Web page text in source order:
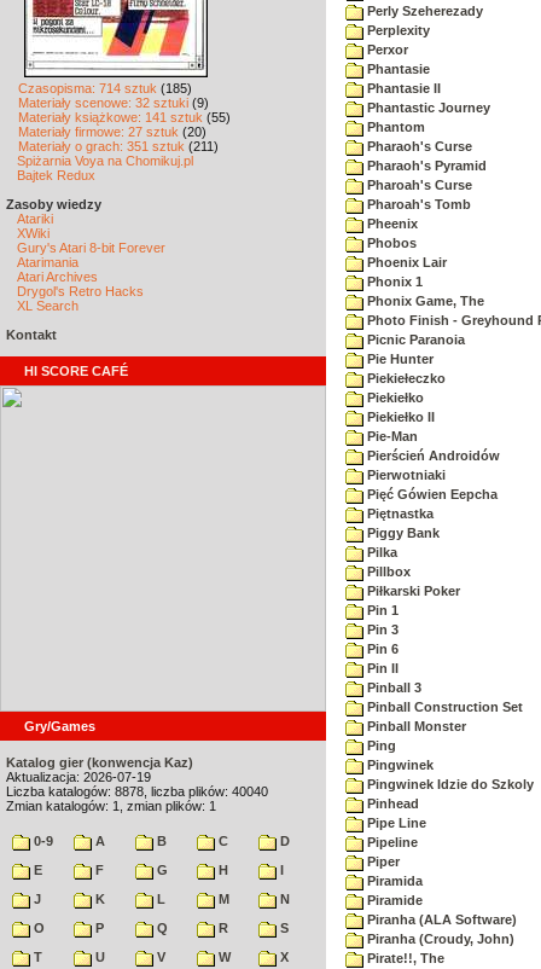
Czasopisma: 714 sztuk (185)
Materiały scenowe: 32 sztuki (9)
Materiały książkowe: 141 sztuk (55)
Materiały firmowe: 27 sztuk (20)
Materiały o grach: 351 sztuk (211)
Spiżarnia Voya na Chomikuj.pl
Bajtek Redux
Zasoby wiedzy
Atariki
XWiki
Gury's Atari 8-bit Forever
Atarimania
Atari Archives
Drygol's Retro Hacks
XL Search
Kontakt
HI SCORE CAFÉ
Gry/Games
Katalog gier (konwencja Kaz)
Aktualizacja: 2026-07-19
Liczba katalogów: 8878, liczba plików: 40040
Zmian katalogów: 1, zmian plików: 1
0-9 A B C
D
E
F G H
I
J
K L M
N
O
P Q R
S
T
U V W
X
Perly Szeherezady
Perplexity
Perxor
Phantasie
Phantasie II
Phantastic Journey
Phantom
Pharaoh's Curse
Pharaoh's Pyramid
Pharoah's Curse
Pharoah's Tomb
Pheenix
Phobos
Phoenix Lair
Phonix 1
Phonix Game, The
Photo Finish - Greyhound
Picnic Paranoia
Pie Hunter
Piekiełeczko
Piekiełko
Piekiełko II
Pie-Man
Pierścień Androidów
Pierwotniaki
Pięć Gówien Eepcha
Piętnastka
Piggy Bank
Pilka
Pillbox
Piłkarski Poker
Pin 1
Pin 3
Pin 6
Pin II
Pinball 3
Pinball Construction Set
Pinball Monster
Ping
Pingwinek
Pingwinek Idzie do Szkoly
Pinhead
Pipe Line
Pipeline
Piper
Piramida
Piramide
Piranha (ALA Software)
Piranha (Croudy, John)
Pirate!!, The